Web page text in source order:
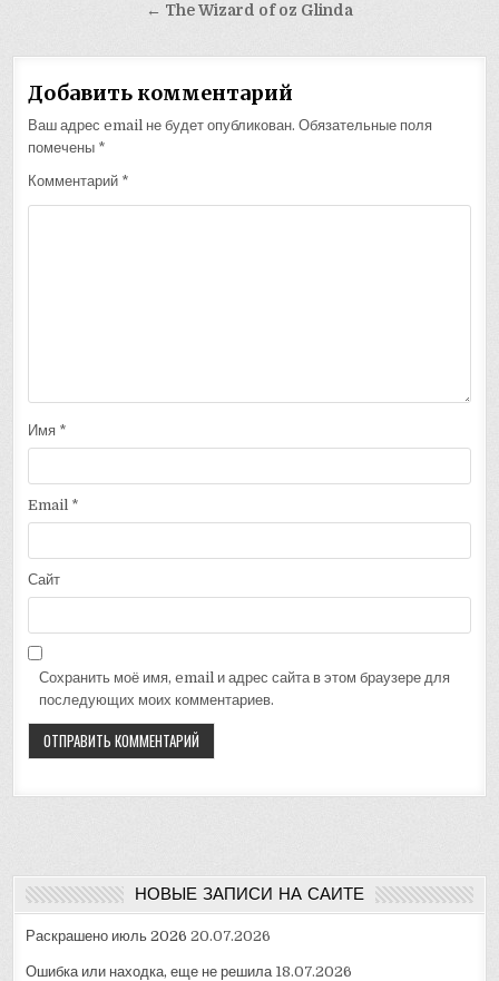
← The Wizard of oz Glinda
Добавить комментарий
Ваш адрес email не будет опубликован. Обязательные поля
помечены *
Комментарий *
Имя *
Email *
Сайт
Сохранить моё имя, email и адрес сайта в этом браузере для
последующих моих комментариев.
НОВЫЕ ЗАПИСИ НА САЙТЕ
Раскрашено июль 2026 20.07.2026
Ошибка или находка, еще не решила 18.07.2026